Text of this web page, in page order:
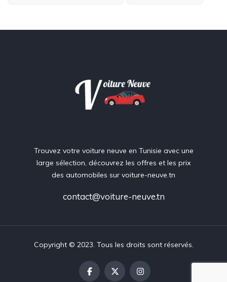
Trouvez votre voiture neuve en Tunisie avec une
large sélection, découvrez les offres et les prix
des automobiles sur voiture-neuve.tn
contact@voiture-neuve.tn
Copyright © 2023. Tous les droits sont réservés.